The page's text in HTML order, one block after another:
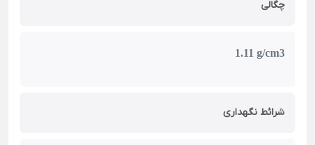
چگالی
1.11 g/cm3
شرائط نگهداری